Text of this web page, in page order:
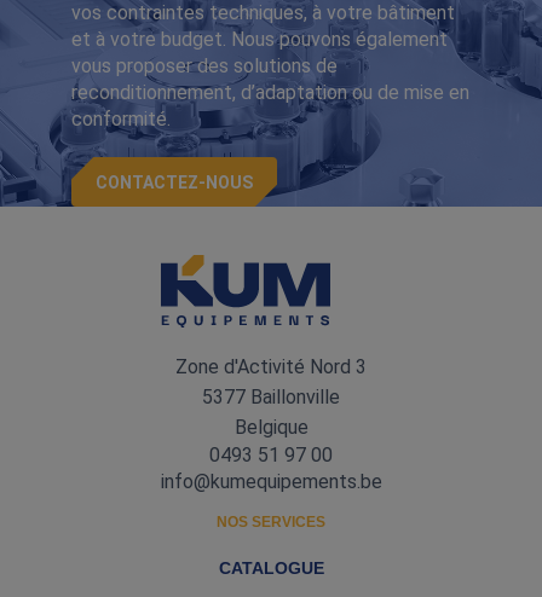
vos contraintes techniques, à votre bâtiment
et à votre budget. Nous pouvons également
vous proposer des solutions de
reconditionnement, d’adaptation ou de mise en
conformité.
CONTACTEZ-NOUS
Zone d'Activité Nord 3
5377 Baillonville
Belgique
0493 51 97 00
info@kumequipements.be
NOS SERVICES
CATALOGUE